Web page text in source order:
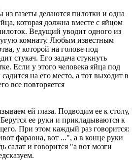
из газеты делаются пилотки и одна
которая должна вместе с яйцом
Ведущий уводит одного из
комнату. Любым известным
у которой на голове под
стукач. Его задача стукнуть
Если у этого человека яйца под
на его место, а тот выходит в
все повторяется
ей глаза. Подводим ее к столу,
ее руки и прикладываются к
При этом каждый раз говорится:
фараона, вот ...", а в конце руки
салат и говорится "а вот мозги